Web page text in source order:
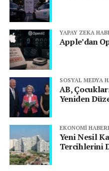
YAPAY ZEKA
Apple’dan
SOSYAL MEDYA
AB,
Yeniden
EKONOMI
Yeni Nesil
Tercihlerini